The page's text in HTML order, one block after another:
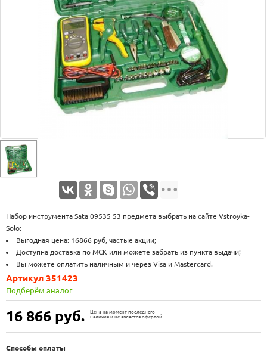
Набор инструмента Sata 09535 53 предмета выбрать на сайте Vstroyka-
Solo:
Выгодная цена: 16866 руб, частые акции;
Доступна доставка по МСК или можете забрать из пункта выдачи;
Вы можете оплатить наличным и через Visa и Mastercard.
16 866 руб.
Цена на момент последнего
наличия и не является офертой.
Артикул 351423
Подберём аналог
Способы оплаты